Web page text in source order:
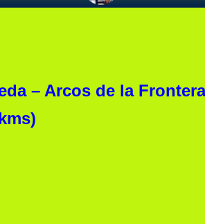
– Arcos de la